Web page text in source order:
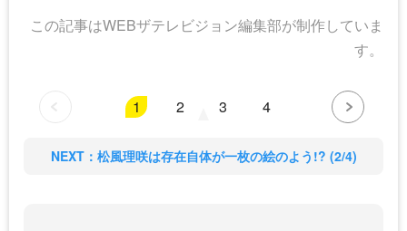
この記事はWEBザテレビジョン編集部が制作していま
す。
1 2 3 4
NEXT：松風理咲は存在自体が一枚の絵のよう!? (2/4)